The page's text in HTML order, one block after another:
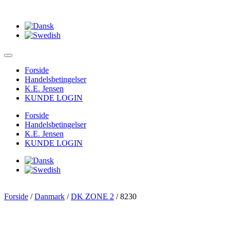
Forside
Handelsbetingelser
K.E. Jensen
KUNDE LOGIN
Forside
Handelsbetingelser
K.E. Jensen
KUNDE LOGIN
Forside /Danmark /DK ZONE 2 / 8230